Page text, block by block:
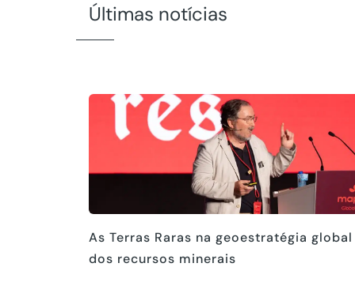
Últimas notícias
As Terras Raras na geoestratégia global
dos recursos minerais